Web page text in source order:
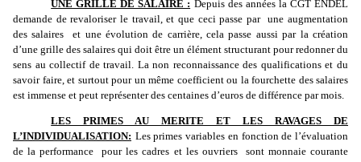
UNE GRILLE DE SALAIRE : Depuis des années la CGT ENDEL
demande de revaloriser le travail, et que ceci passe par une augmentation
des salaires
et une évolution de carrière, cela passe aussi par la création
d’une grille des salaires qui doit être un élément structurant pour redonner du
sens au collectif de travail. La non reconnaissance des qualifications et du
savoir faire, et surtout pour un même coefficient ou la fourchette des salaires
est immense et peut représenter des centaines d’euros de différence par mois.
LES PRIMES AU MERITE ET LES RAVAGES DE
L’INDIVIDUALISATION: Les primes variables en fonction de l’évaluation
de la performance
pour les cadres et les ouvriers
sont monnaie courante